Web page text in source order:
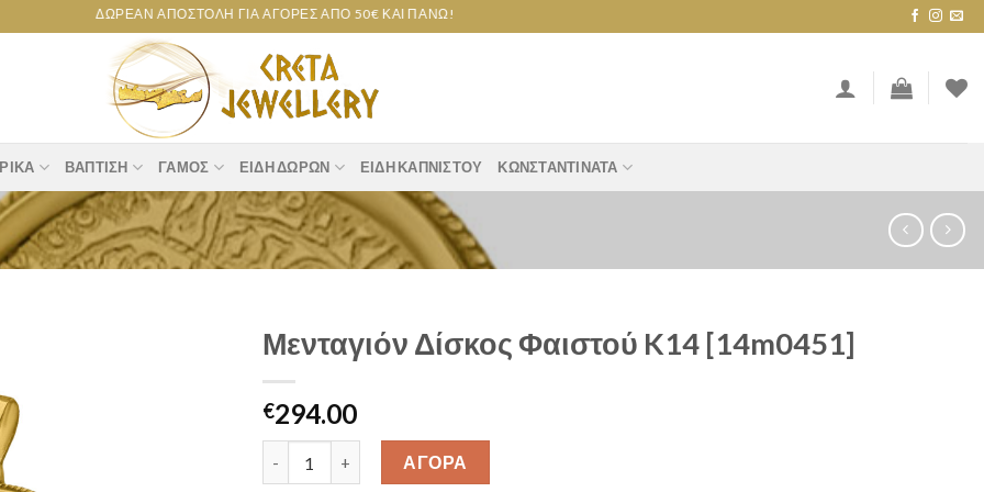
ΔΩΡΕΆΝ ΑΠΟΣΤΟΛΉ ΓΙΑ ΑΓΟΡΈΣ ΑΠΌ 50€ ΚΑΙ ΠΆΝΩ!
ΒΆΠΤΙΣΗ ΓΆΜΟΣ ΕΊΔΗ ΔΏΡΩΝ ΕΊΔΗ ΚΑΠΝΙΣΤΟΎ ΚΩΝΣΤΑΝΤΙΝΆΤΑ
Μενταγιόν Δίσκος Φαιστού K14 [14m0451]
€294.00
Μενταγιόν Δίσκος Φαιστού K14 [14m0451] quantity
ΑΓΟΡΑ